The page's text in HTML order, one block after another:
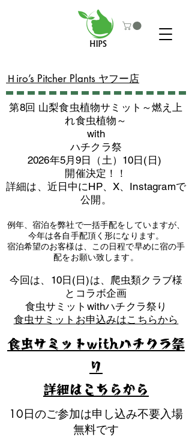
​Ｈiro’s Pitcher Plants ヤフー店
第8回 山梨食虫植物サミット～燃え上
れ食虫植物～
with
​ハチクラ祭
2026年5月9日（土）10日(日)
​開催決定！！
詳細は、近日中にHP、X、Instagramで
公開。
例年、宿泊を弊社で一括手配をしていますが、
今年は各自手配頂く形になります。
​宿泊希望のお客様は、この日程で早めに宿の手
配をお願い致します。
​今回は、10日(日)は、爬虫類クラブ様
とコラボ企画
​食虫サミットwithハチクラ祭り
食虫サミットお申込みはこちらから
10日のご参加は申し込み不要入場
無料です
食虫サミットwithハチクラ祭
り
​詳細はこちらから